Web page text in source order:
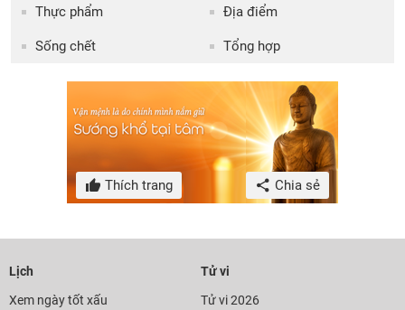
Thực phẩm Địa điểm
Sống chết Tổng hợp
Thích trang Chia sẻ
Lịch
Xem ngày tốt xấu
Tử vi
Tử vi 2026